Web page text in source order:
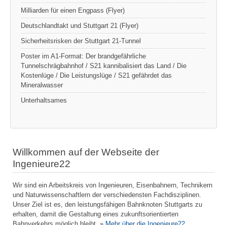
Milliarden für einen Engpass (Flyer)
Deutschlandtakt und Stuttgart 21 (Flyer)
Sicherheitsrisken der Stuttgart 21-Tunnel
Poster im A1-Format: Der brandgefährliche
Tunnelschrägbahnhof / S21 kannibalisiert das Land / Die
Kostenlüge / Die Leistungslüge / S21 gefährdet das
Mineralwasser
Unterhaltsames
Willkommen auf der Webseite der
Ingenieure22
Wir sind ein Arbeitskreis von Ingenieuren, Eisenbahnern, Technikern
und Naturwissenschaftlern der verschiedensten Fachdisziplinen.
Unser Ziel ist es, den leistungsfähigen Bahnknoten Stuttgarts zu
erhalten, damit die Gestaltung eines zukunftsorientierten